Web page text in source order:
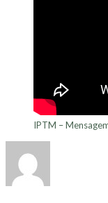
IPTM –